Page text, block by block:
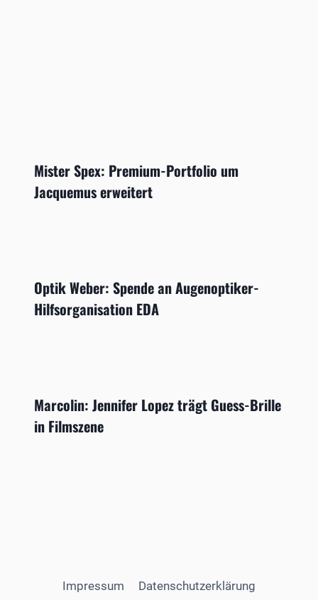
Mister Spex: Premium-Portfolio um
Jacquemus erweitert
Optik Weber: Spende an Augenoptiker-
Hilfsorganisation EDA
Marcolin: Jennifer Lopez trägt Guess-Brille
in Filmszene
Impressum Datenschutzerklärung